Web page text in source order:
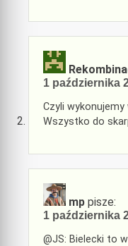
1 października
Czyli
Wszystko do
mp pisze:
1 października
@JS: Bielecki to